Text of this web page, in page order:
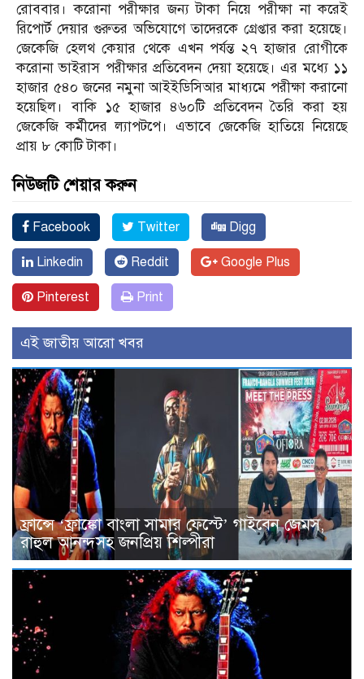
রোববার। করোনা পরীক্ষার জন্য টাকা নিয়ে পরীক্ষা না করেই
রিপোর্ট দেয়ার গুরুতর অভিযোগে তাদেরকে গ্রেপ্তার করা হয়েছে।
জেকেজি হেলথ কেয়ার থেকে এখন পর্যন্ত ২৭ হাজার রোগীকে
করোনা ভাইরাস পরীক্ষার প্রতিবেদন দেয়া হয়েছে। এর মধ্যে ১১
হাজার ৫৪০ জনের নমুনা আইইডিসিআর মাধ্যমে পরীক্ষা করানো
হয়েছিল। বাকি ১৫ হাজার ৪৬০টি প্রতিবেদন তৈরি করা হয়
জেকেজি কর্মীদের ল্যাপটপে। এভাবে জেকেজি হাতিয়ে নিয়েছে
প্রায় ৮ কোটি টাকা।
নিউজটি শেয়ার করুন
Facebook Twitter Digg
Linkedin Reddit Google Plus
Pinterest Print
এই জাতীয় আরো খবর
ফ্রান্সে ‘ফ্রাঙ্কো বাংলা সামার ফেস্টে’ গাইবেন জেমস,
রাহুল আনন্দসহ জনপ্রিয় শিল্পীরা